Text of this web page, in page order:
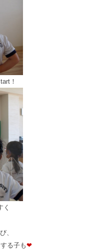
！
、
る子も❤